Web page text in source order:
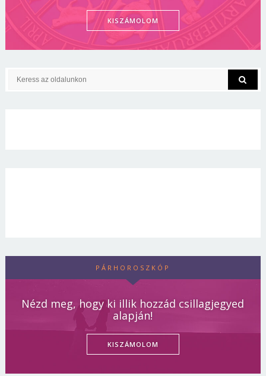
KISZÁMOLOM
PÁRHOROSZKÓP
Nézd meg, hogy ki illik hozzád csillagjegyed
alapján!
KISZÁMOLOM